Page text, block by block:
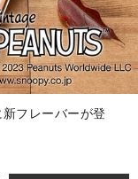
フレーバーが登